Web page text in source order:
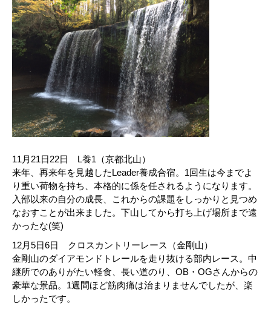
11月21日22日 L養1（京都北山）
来年、再来年を見越したLeader養成合宿。1回生は今までよ
り重い荷物を持ち、本格的に係を任されるようになります。
入部以来の自分の成長、これからの課題をしっかりと見つめ
なおすことが出来ました。下山してから打ち上げ場所まで遠
かったな(笑)
12月5日6日 クロスカントリーレース（金剛山）
金剛山のダイアモンドトレールを走り抜ける部内レース。中
継所でのありがたい軽食、長い道のり、OB・OGさんからの
豪華な景品。1週間ほど筋肉痛は治まりませんでしたが、楽
しかったです。